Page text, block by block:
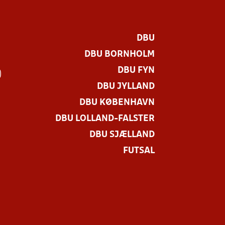
DBU
DBU BORNHOLM
DBU FYN
DBU JYLLAND
DBU KØBENHAVN
DBU LOLLAND-FALSTER
DBU SJÆLLAND
FUTSAL